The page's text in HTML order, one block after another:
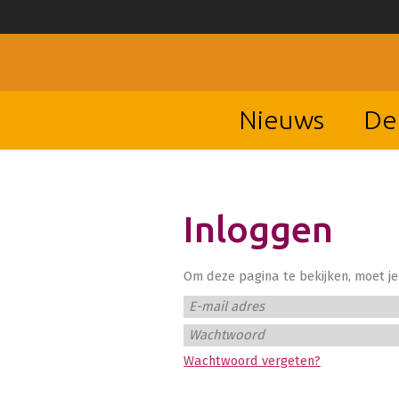
Nieuws
Inloggen
Om deze pagina te bekijken, moet
E-mail adres
Wachtwoord
Wachtwoord vergeten?